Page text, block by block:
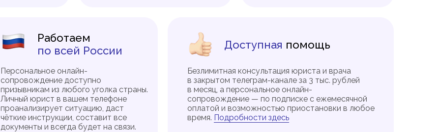
Работаем
по всей России
Персональное онлайн-
сопровождение доступно
призывникам из любого уголка страны.
Личный юрист в вашем телефоне
проанализирует ситуацию, даст
чёткие инструкции, составит все
документы и всегда будет на связи.
Доступная помощь
Безлимитная консультация юриста и врача
в закрытом телеграм-канале за 3 тыс. рублей
в месяц, а персональное онлайн-
сопровождение — по подписке с ежемесячной
оплатой и возможностью приостановки в любое
время. Подробности здесь